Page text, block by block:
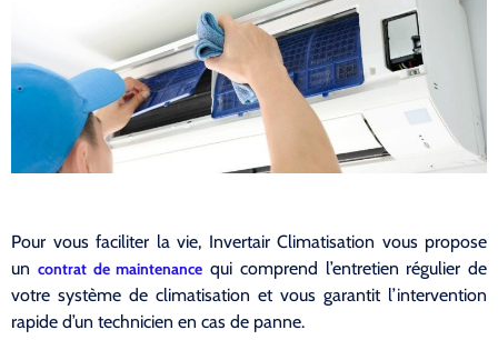
Pour vous faciliter la vie, Invertair Climatisation vous propose
un contrat de maintenance qui comprend l’entretien régulier de
votre système de climatisation et vous garantit l’intervention
rapide d’un technicien en cas de panne.